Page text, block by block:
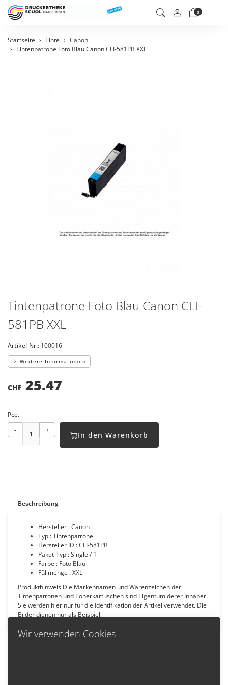
Wir verwenden Cookies
0
Startseite Tinte
Canon
Tintenpatrone Foto Blau Canon CLI-581PB XXL
Tintenpatrone Foto Blau Canon CLI-
581PB XXL
Artikel-Nr.: 100016
Weitere Informationen
CHF 25.47
Pce.
- +
In den Warenkorb
Beschreibung
Hersteller : Canon
Typ : Tintenpatrone
Hersteller ID : CLI-581PB
Paket-Typ : Single / 1
Farbe : Foto Blau
Füllmenge : XXL
Produkthinweis Die Markennamen und Warenzeichen der
Tintenpatronen und Tonerkartuschen sind Eigentum derer Inhaber.
Sie werden hier nur für die Identifikation der Artikel verwendet. Die
Bilder dienen nur als Beispiel.